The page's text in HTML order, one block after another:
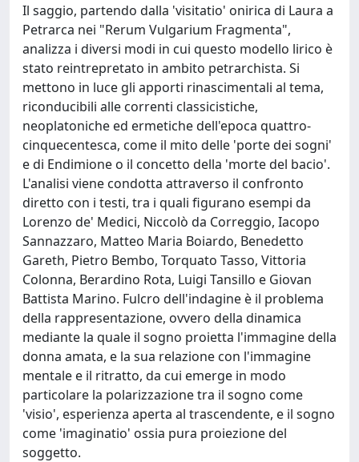
Il saggio, partendo dalla 'visitatio' onirica di Laura a
Petrarca nei "Rerum Vulgarium Fragmenta",
analizza i diversi modi in cui questo modello lirico è
stato reintrepretato in ambito petrarchista. Si
mettono in luce gli apporti rinascimentali al tema,
riconducibili alle correnti classicistiche,
neoplatoniche ed ermetiche dell'epoca quattro-
cinquecentesca, come il mito delle 'porte dei sogni'
e di Endimione o il concetto della 'morte del bacio'.
L'analisi viene condotta attraverso il confronto
diretto con i testi, tra i quali figurano esempi da
Lorenzo de' Medici, Niccolò da Correggio, Iacopo
Sannazzaro, Matteo Maria Boiardo, Benedetto
Gareth, Pietro Bembo, Torquato Tasso, Vittoria
Colonna, Berardino Rota, Luigi Tansillo e Giovan
Battista Marino. Fulcro dell'indagine è il problema
della rappresentazione, ovvero della dinamica
mediante la quale il sogno proietta l'immagine della
donna amata, e la sua relazione con l'immagine
mentale e il ritratto, da cui emerge in modo
particolare la polarizzazione tra il sogno come
'visio', esperienza aperta al trascendente, e il sogno
come 'imaginatio' ossia pura proiezione del
soggetto.